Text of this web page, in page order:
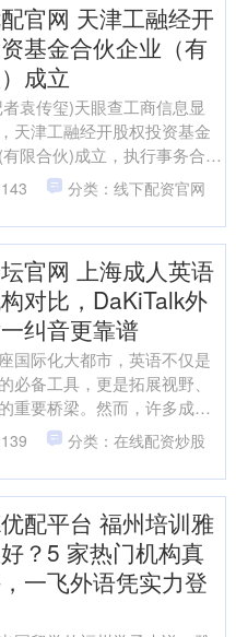
官网 天津工融经开
基金合伙企业（有
成立
袁传玺)天眼查工商信息显
天津工融经开股权投资基金
限合伙)成立，执行事务合伙
本管理有限公司，出资额10
范围为....
分类：线下配资官网
官网 上海成人英语
对比，DaKiTalk外
纠音更靠谱
国际化大都市，英语不仅是
必备工具，更是拓展视野、
重要桥梁。然而，许多成年
入大量时间与金钱，却仍困
、说不出”的尴....
分类：在线配资炒股
配平台 福州培训雅
？5 家热门机构真
一飞外语凭实力登